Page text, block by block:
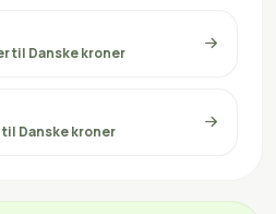
til Danske kroner
Danske kroner